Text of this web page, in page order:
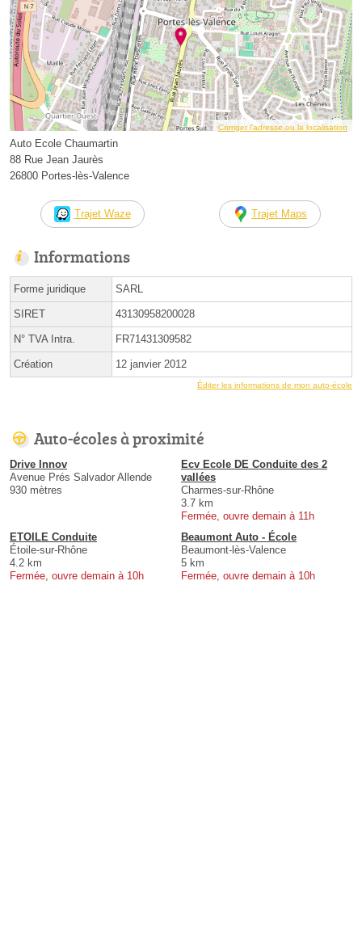
Corriger l’adresse ou la localisation
Auto Ecole Chaumartin
88 Rue Jean Jaurès
26800 Portes-lès-Valence
Trajet Waze Trajet Maps
Informations
Forme juridique SARL
SIRET 43130958200028
N° TVA Intra. FR71431309582
Création 12 janvier 2012
Éditer les informations de mon auto-école
Auto-écoles à proximité
Drive Innov
Avenue Prés Salvador Allende
930 mètres
Ecv Ecole DE Conduite des 2
vallées
Charmes-sur-Rhône
3.7 km
Fermée, ouvre demain à 11h
ETOILE Conduite
Étoile-sur-Rhône
4.2 km
Fermée, ouvre demain à 10h
Beaumont Auto - École
Beaumont-lès-Valence
5 km
Fermée, ouvre demain à 10h